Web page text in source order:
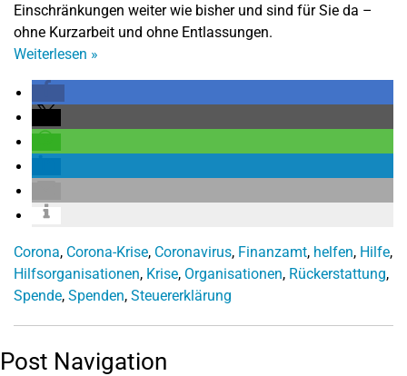
Einschränkungen weiter wie bisher und sind für Sie da –
ohne Kurzarbeit und ohne Entlassungen.
Weiterlesen »
Corona, Corona-Krise, Coronavirus, Finanzamt, helfen, Hilfe,
Hilfsorganisationen, Krise, Organisationen, Rückerstattung,
Spende, Spenden, Steuererklärung
Post Navigation